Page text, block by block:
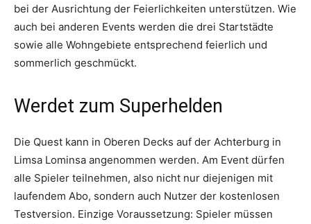
bei der Ausrichtung der Feierlichkeiten unterstützen. Wie
auch bei anderen Events werden die drei Startstädte
sowie alle Wohngebiete entsprechend feierlich und
sommerlich geschmückt.
Werdet zum Superhelden
Die Quest kann in Oberen Decks auf der Achterburg in
Limsa Lominsa angenommen werden. Am Event dürfen
alle Spieler teilnehmen, also nicht nur diejenigen mit
laufendem Abo, sondern auch Nutzer der kostenlosen
Testversion. Einzige Voraussetzung: Spieler müssen